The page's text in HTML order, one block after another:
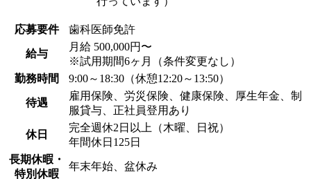
応募要件 歯科医師免許
給与
月給 500,000円〜
※試用期間6ヶ月（条件変更なし）
勤務時間
9:00～18:30（休憩12:20～13:50）
待遇
雇用保険、労災保険、健康保険、厚生年金、制
服貸与、正社員登用あり
休日
完全週休2日以上（木曜、日祝）
年間休日125日
長期休暇・
特別休暇
年末年始、盆休み